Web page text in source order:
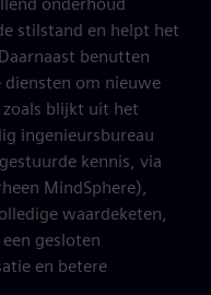
stilstand en helpt het
benutten
om nieuwe
blijkt uit het
ingenieursbureau
kennis, via
MindSphere),
waardeketen,
gesloten
en betere